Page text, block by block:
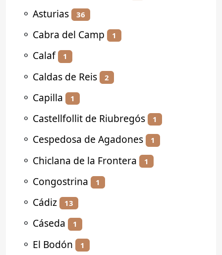
⚬ Asturias 36
⚬ Cabra del Camp 1
⚬ Calaf 1
⚬ Caldas de Reis 2
⚬ Capilla 1
⚬ Castellfollit de Riubregós 1
⚬ Cespedosa de Agadones 1
⚬ Chiclana de la Frontera 1
⚬ Congostrina 1
⚬ Cádiz 13
⚬ Cáseda 1
⚬ El Bodón 1